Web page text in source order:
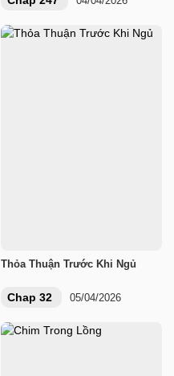
Thỏa Thuận Trước Khi Ngủ
Chap 32 05/04/2026